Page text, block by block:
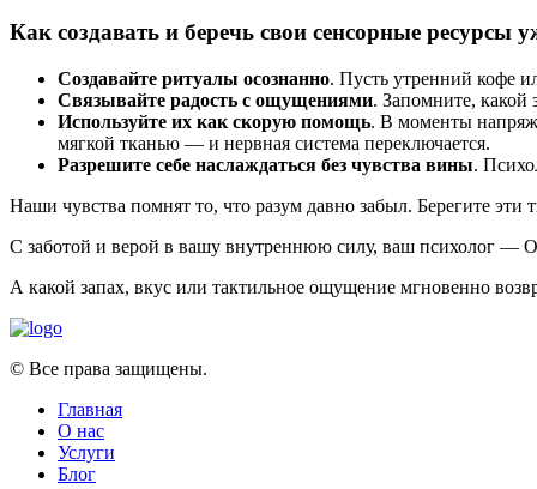
Как создавать и беречь свои сенсорные ресурсы
Создавайте ритуалы осознанно. Пусть утренний кофе
Связывайте радость с ощущениями. Запомните,
Используйте их как скорую помощь. В моменты
мягкой тканью — и нервная система переключается.
Разрешите себе наслаждаться без чувства вины.
Наши чувства помнят то, что разум давно забыл. Берегите
С заботой и верой в вашу внутреннюю силу, ваш психолог —
А какой запах, вкус или тактильное ощущение мгновенно
© Все права защищены.
Главная
О нас
Услуги
Блог